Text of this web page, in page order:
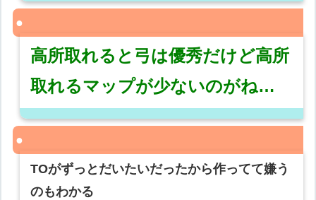
高所取れると弓は優秀だけど高所
取れるマップが少ないのがね…
TOがずっとだいたいだったから作ってて嫌う
のもわかる